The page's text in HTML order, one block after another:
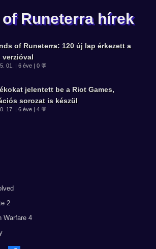
Runeterra hírek
of Runeterra: 120 új lap érkezett a
verzióval
01. | 6 éve | 0 💬
jelentett be a Riot Games,
sorozat is készül
17. | 6 éve | 4 💬
2
Warfare 4